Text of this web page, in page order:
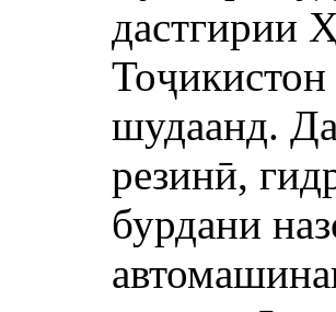
дастгирии
шудаанд.
резинӣ,
бурдани